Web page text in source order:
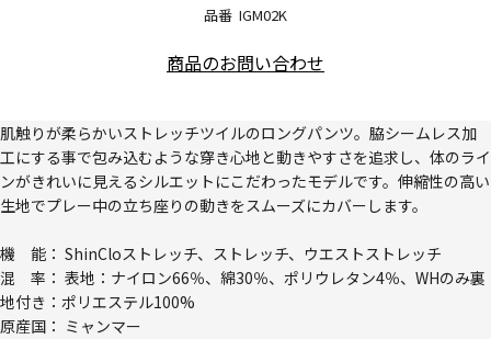
品番 IGM02K
商品のお問い合わせ
肌触りが柔らかいストレッチツイルのロングパンツ。脇シームレス加
工にする事で包み込むような穿き心地と動きやすさを追求し、体のライ
ンがきれいに見えるシルエットにこだわったモデルです。伸縮性の高い
生地でプレー中の立ち座りの動きをスムーズにカバーします。
機 能： ShinCloストレッチ、ストレッチ、ウエストストレッチ
混 率： 表地：ナイロン66％、綿30％、ポリウレタン4％、WHのみ裏
地付き：ポリエステル100%
原産国： ミャンマー